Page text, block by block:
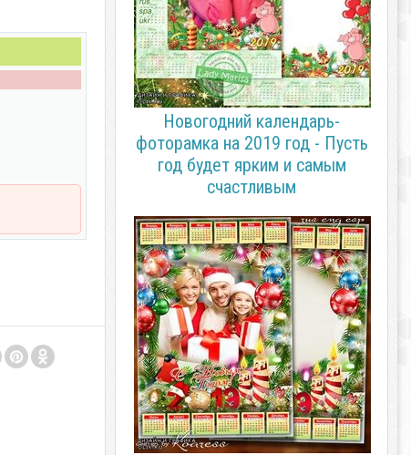
Новогодний календарь-
фоторамка на 2019 год - Пусть
год будет ярким и самым
счастливым